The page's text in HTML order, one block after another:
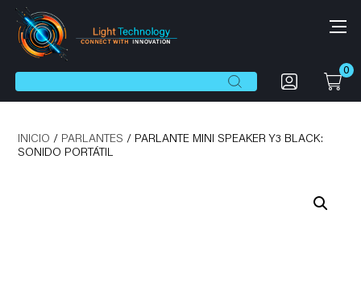
Buscar: Botón de búsqueda 0
INICIO / PARLANTES / PARLANTE MINI SPEAKER Y3 BLACK:
SONIDO PORTÁTIL